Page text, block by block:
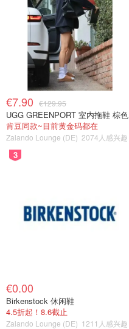
€7.90 €129.95
UGG GREENPORT 室内拖鞋 棕色
肯豆同款~目前黄金码都在
Zalando Lounge (DE) 2074人感兴趣
3
€0.00
Birkenstock 休闲鞋
4.5折起！8.6截止
Zalando Lounge (DE) 1211人感兴趣